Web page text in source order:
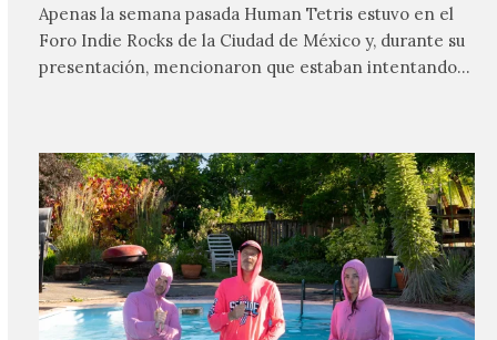
Apenas la semana pasada Human Tetris estuvo en el
Foro Indie Rocks de la Ciudad de México y, durante su
presentación, mencionaron que estaban intentando…